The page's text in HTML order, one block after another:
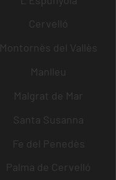
Cervelló
Montornès del Vallès
Manlleu
Malgrat de Mar
Santa Susanna
Fe del Penedès
Palma de Cervelló